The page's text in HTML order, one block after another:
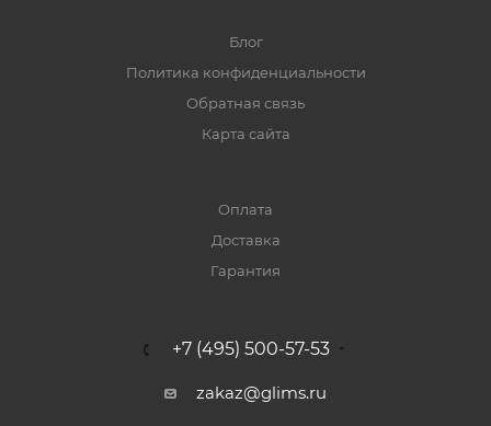
Блог
Политика конфиденциальности
Обратная связь
Карта сайта
Оплата
Доставка
Гарантия
+7 (495) 500-57-53
zakaz@glims.ru